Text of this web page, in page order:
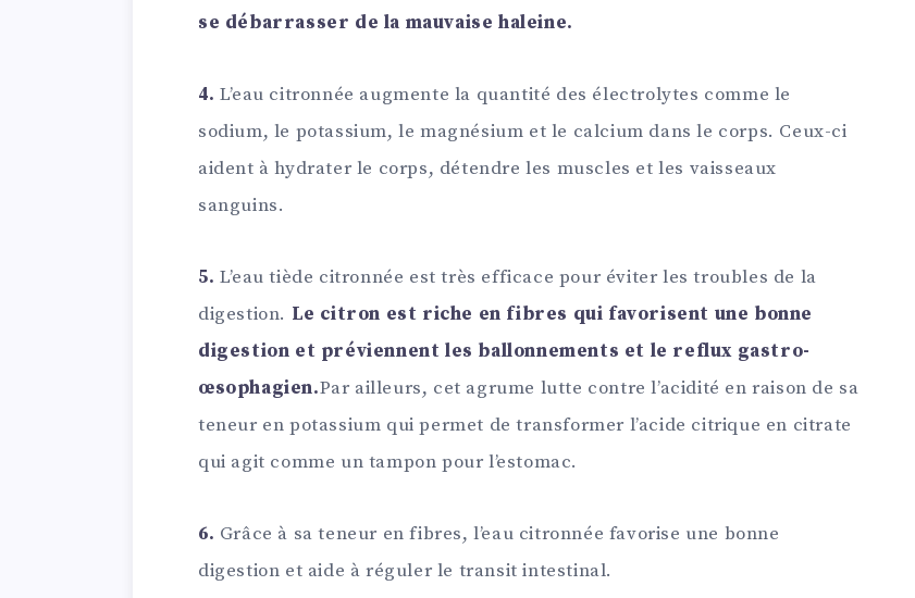
se débarrasser de la mauvaise haleine.
4. L’eau citronnée augmente la quantité des électrolytes comme le
sodium, le potassium, le magnésium et le calcium dans le corps. Ceux-ci
aident à hydrater le corps, détendre les muscles et les vaisseaux
sanguins.
5. L’eau tiède citronnée est très efficace pour éviter les troubles de la
digestion. Le citron est riche en fibres qui favorisent une bonne
digestion et préviennent les ballonnements et le reflux gastro-
œsophagien.Par ailleurs, cet agrume lutte contre l’acidité en raison de sa
teneur en potassium qui permet de transformer l’acide citrique en citrate
qui agit comme un tampon pour l’estomac.
6. Grâce à sa teneur en fibres, l’eau citronnée favorise une bonne
digestion et aide à réguler le transit intestinal.